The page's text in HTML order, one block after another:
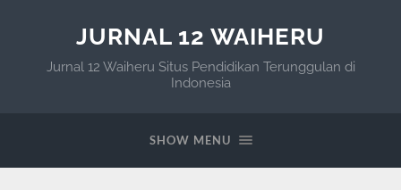
JURNAL 12 WAIHERU
Jurnal 12 Waiheru Situs Pendidikan Terunggulan di
Indonesia
SHOW MENU